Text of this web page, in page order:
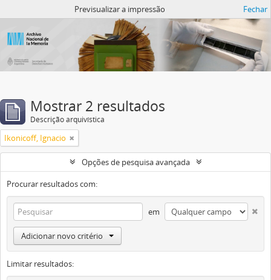
Previsualizar a impressão Fechar
Mostrar 2 resultados
Descrição arquivística
Ikonicoff, Ignacio
Opções de pesquisa avançada
Procurar resultados com:
em
Adicionar novo critério
Limitar resultados: